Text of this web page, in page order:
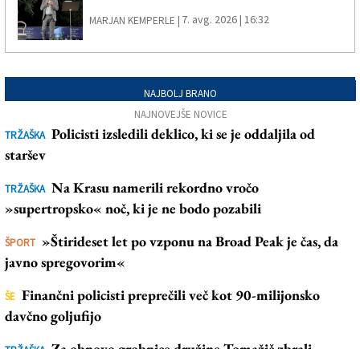
MARJAN KEMPERLE | 7. avg. 2026 | 16:32
NAJBOLJ BRANO
NAJNOVEJŠE NOVICE
TRŽAŠKA Policisti izsledili deklico, ki se je oddaljila od
staršev
TRŽAŠKA Na Krasu namerili rekordno vročo
»supertropsko« noč, ki je ne bodo pozabili
ŠPORT »Štirideset let po vzponu na Broad Peak je čas, da
javno spregovorim«
ŠE Finančni policisti preprečili več kot 90-milijonsko
davčno goljufijo